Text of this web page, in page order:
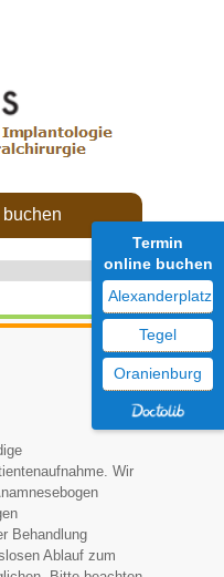
Wir
Behandlung
Ablauf zum
Termin
online buchen
Alexanderplatz
Tegel
Oranienburg